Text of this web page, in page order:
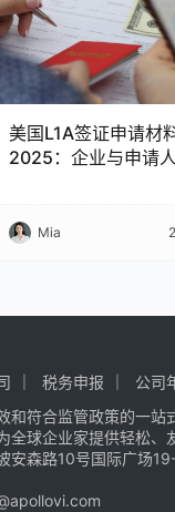
美国L1A签证申请材
2025：企业与申请
Mia
税务申报 公司
和符合监管政策的一
全球企业家提供轻松、
安森路10号国际广场